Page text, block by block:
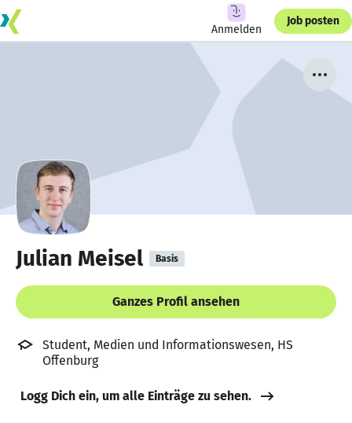
Anmelden
Job posten
Julian Meisel Basis
Ganzes Profil ansehen
Student, Medien und Informationswesen, HS
Offenburg
Logg Dich ein, um alle Einträge zu sehen.